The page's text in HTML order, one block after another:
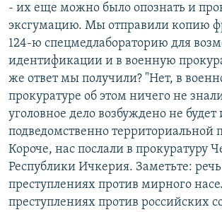
- их еще можно было опознать и
эксгумацию. Мы отправили копию
124-ю спецмедлабораторию для
идентификации и в военную
же ответ мы получили? "Нет, в
прокуратуре об этом ничего не
уголовное дело возбуждено не будет
подведомственно территориальной
Короче, нас послали в прокуратуру
Республики Ичкерия. Заметьте:
преступлениях против мирного
преступлениях против российских